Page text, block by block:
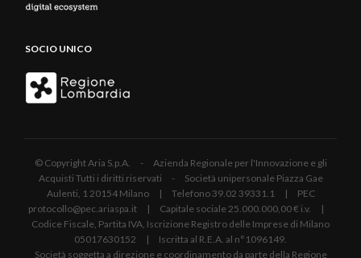
SOCIO UNICO
© Copyright Aria S.p.A. - Azienda Regionale per l'Innovazione e gli
Acquisti Tutti i diritti riservati - Società unipersonale Piazza Gae
Aulenti, 1 20154 Milano | Telefono 39.02 39331.1 | PEC
protocollo@pec.ariaspa.it | Capitale sociale 25.000.000,00 € i.v. |
Codice Fiscale, Partita IVA, Iscrizione Registro delle Imprese di Milano
05017630152 | Iscritta al R.E.A. al n°1096149.
Società soggetta a direzione e coordinamento da parte della Regione